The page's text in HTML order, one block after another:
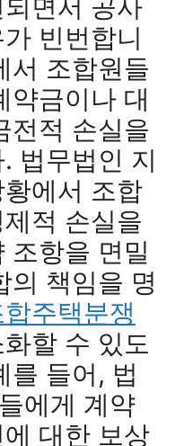
면서 공사
빈번합니
서 조합원들
약금이나 대
전적 손실을
법무법인 지
에서 조합
적 손실을
조항을 면밀
의 책임을 명
주택분쟁
할 수 있도
를 들어, 법
에게 계약
대한 보상